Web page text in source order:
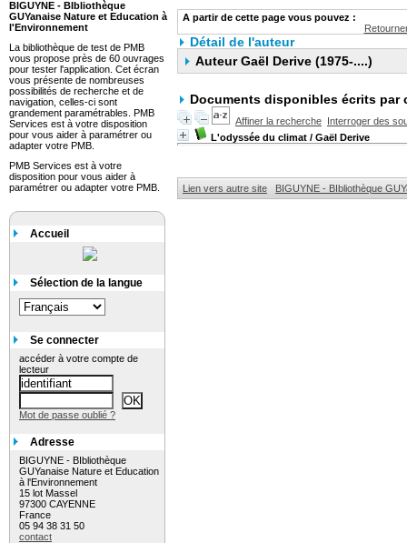
A partir de cette page vous pouvez :
Détail de l'auteur
Auteur Gaël Derive (1975-....)
Documents disponibles écrits par
Affiner la recherche Interroger des
L'odyssée du climat / Gaël Derive
Lien vers autre site BIGUYNE - BIbliothèque
BIGUYNE - BIbliothèque
GUYanaise Nature et Education à
l'Environnement
La bibliothèque de test de PMB
vous propose près de 60 ouvrages
pour tester l'application. Cet écran
vous présente de nombreuses
possibilités de recherche et de
navigation, celles-ci sont
grandement paramétrables. PMB
Services est à votre disposition
pour vous aider à paramétrer ou
adapter votre PMB.
PMB Services est à votre
disposition pour vous aider à
paramétrer ou adapter votre PMB.
Accueil
Sélection de la langue
Se connecter
accéder à votre compte de
lecteur
Mot de passe oublié ?
Adresse
BIGUYNE - BIbliothèque
GUYanaise Nature et Education
à l'Environnement
15 lot Massel
97300 CAYENNE
France
05 94 38 31 50
contact